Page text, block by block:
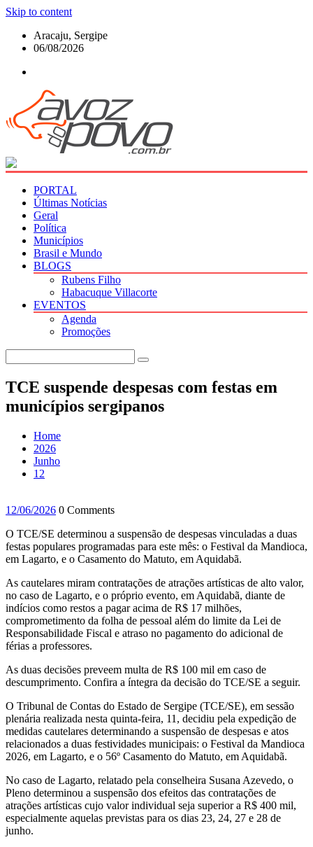
Skip to content
Aracaju, Sergipe
06/08/2026
PORTAL
Últimas Notícias
Geral
Política
Municípios
Brasil e Mundo
BLOGS
Rubens Filho
Habacuque Villacorte
EVENTOS
Agenda
Promoções
TCE suspende despesas com festas em
municípios sergipanos
Home
2026
Junho
12
12/06/2026 0 Comments
O TCE/SE determinou a suspensão de despesas vinculadas a duas
festas populares programadas para este mês: o Festival da Mandioca,
em Lagarto, e o Casamento do Matuto, em Aquidabã.
As cautelares miram contratações de atrações artísticas de alto valor,
no caso de Lagarto, e o próprio evento, em Aquidabã, diante de
indícios como restos a pagar acima de R$ 17 milhões,
comprometimento da folha de pessoal além do limite da Lei de
Responsabilidade Fiscal e atraso no pagamento do adicional de
férias a professores.
As duas decisões preveem multa de R$ 100 mil em caso de
descumprimento. Confira a íntegra da decisão do TCE/SE a seguir.
O Tribunal de Contas do Estado de Sergipe (TCE/SE), em sessão
plenária realizada nesta quinta-feira, 11, decidiu pela expedição de
medidas cautelares determinando a suspensão de despesas e atos
relacionados a duas festividades municipais: o Festival da Mandioca
2026, em Lagarto, e o 56º Casamento do Matuto, em Aquidabã.
No caso de Lagarto, relatado pela conselheira Susana Azevedo, o
Pleno determinou a suspensão dos efeitos das contratações de
atrações artísticas cujo valor individual seja superior a R$ 400 mil,
especialmente aquelas previstas para os dias 23, 24, 27 e 28 de
junho.